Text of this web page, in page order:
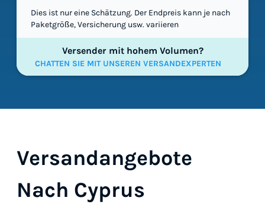
Dies ist nur eine Schätzung. Der Endpreis kann je nach
Paketgröße, Versicherung usw. variieren
Versender mit hohem Volumen?
CHATTEN SIE MIT UNSEREN VERSANDEXPERTEN
Versandangebote
Nach Cyprus